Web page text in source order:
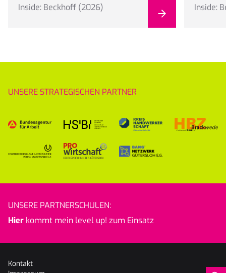
Inside: Beckhoff (2026) Inside:
UNSERE STRATEGISCHEN PARTNER
UNSERE PARTNERSCHULEN:
Hier kommt mein level up! zum Einsatz
Kontakt